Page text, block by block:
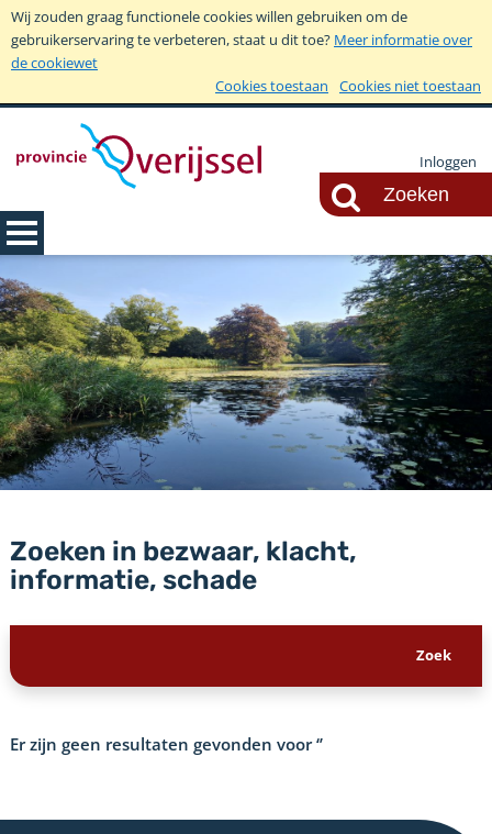
Wij zouden graag functionele cookies willen gebruiken om de
gebruikerservaring te verbeteren, staat u dit toe? Meer informatie over
de cookiewet
Cookies toestaan
Cookies niet toestaan
Inloggen
Zoeken in bezwaar, klacht,
informatie, schade
Er zijn geen resultaten gevonden voor‘’